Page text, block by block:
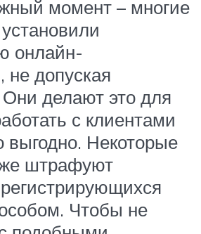
момент – многие
онлайн-
не допуская
делают это для
с клиентами
выгодно. Некоторые
штрафуют
Чтобы не